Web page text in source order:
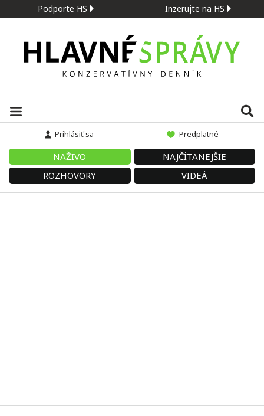
Podporte HS Inzerujte na HS
Prihlásiť sa Predplatné
NAŽIVO
NAJČÍTANEJŠIE
ROZHOVORY
VIDEÁ